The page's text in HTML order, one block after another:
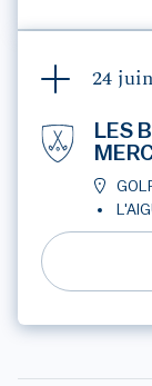
24
LES